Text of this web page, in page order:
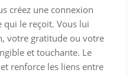
créez une connexion
qui le reçoit. Vous lui
votre gratitude ou votre
et touchante. Le
renforce les liens entre